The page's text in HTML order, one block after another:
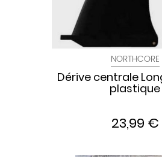
NORTHCORE
Dérive centrale
plastique
23,99 €